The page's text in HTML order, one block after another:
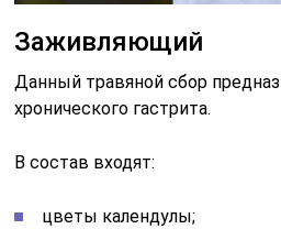
Заживляющий
Данный травяной сбор
хронического гастрита.
В состав входят:
цветы календулы;